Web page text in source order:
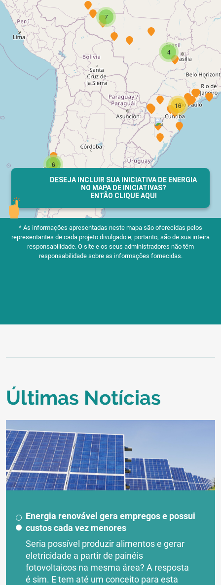
DESEJA INCLUIR SUA INICIATIVA DE ENERGIA
NO MAPA DE INICIATIVAS?
ENTÃO CLIQUE AQUI
* As informações apresentadas neste mapa são oferecidas pelos
representantes de cada projeto divulgado e, portanto, são de sua inteira
responsabilidade. O site e os seus administradores não têm
responsabilidade sobre as informações fornecidas.
Últimas Notícias
Energia renovável gera empregos e possui
custos cada vez menores
Seria possível produzir alimentos e gerar
eletricidade a partir de painéis
fotovoltaicos na mesma área? A resposta
é sim. E tem até um conceito para esta